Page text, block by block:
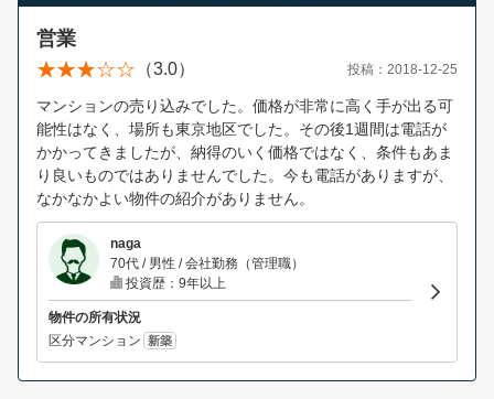
営業
（3.0） 投稿：2018-12-25
マンションの売り込みでした。価格が非常に高く手が出る可
能性はなく、場所も東京地区でした。その後1週間は電話が
かかってきましたが、納得のいく価格ではなく、条件もあま
り良いものではありませんでした。今も電話がありますが、
なかなかよい物件の紹介がありません。
naga
70代 / 男性 / 会社勤務（管理職）
投資歴：9年以上
物件の所有状況
区分マンション 新築